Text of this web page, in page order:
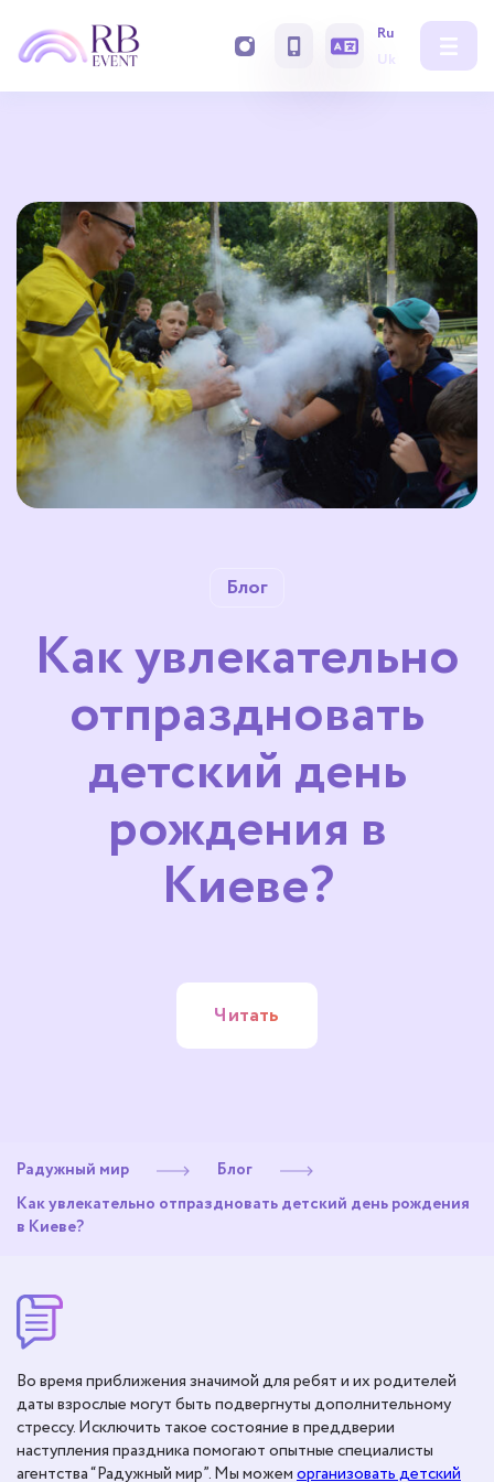
Ru
Uk
Блог
Как увлекательно
отпраздновать
детский день
рождения в
Киеве?
Читать
Радужный мир
Блог
Как увлекательно отпраздновать детский день рождения
в Киеве?
Во время приближения значимой для ребят и их родителей
даты взрослые могут быть подвергнуты дополнительному
стрессу. Исключить такое состояние в преддверии
наступления праздника помогают опытные специалисты
агентства “Радужный мир”. Мы можеморганизовать детский